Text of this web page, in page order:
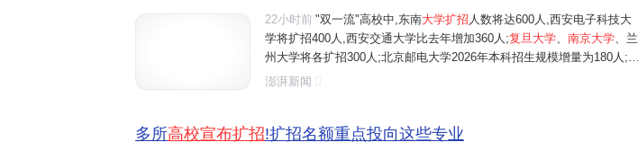
22小时前 "双一流"高校中,东南大学扩招 人数将达600人,西安电子科技大
学将扩招400人,西安交通大学比去年增加360人;复旦大学 南京大学 、兰
州大学将各扩招300人;北京邮电大学2026年本科招生规模增量为180人;华
南理工大学全国招生总规模比2025年增加150人;同济大学、南开大学、
澎湃新闻
多所高校宣布扩招!扩招名额重点投向这些专业